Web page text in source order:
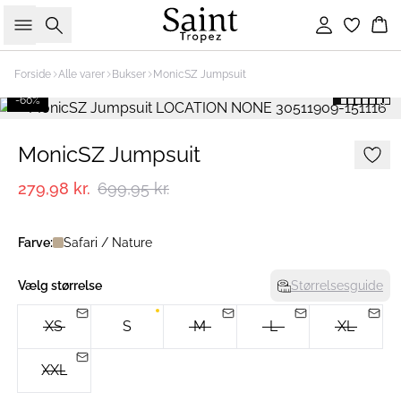
Søg Log ind
Forside Alle varer Bukser MonicSZ Jumpsuit
-60%
MonicSZ Jumpsuit
279,98 kr. 699,95 kr.
Farve: Safari / Nature
Vælg størrelse Størrelsesguide
XS S M L XL
XXL